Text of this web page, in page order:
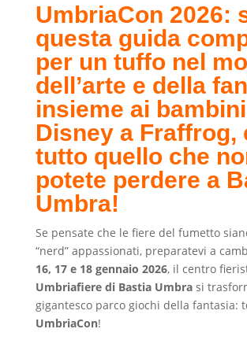
UmbriaCon 2026:
questa guida
per un tuffo nel
dell’arte e della
insieme ai
Disney a Fraffrog,
tutto quello che
potete perdere a
Umbra!
Se pensate che le fiere del fumetto
“nerd” appassionati, preparatevi a
16, 17 e 18 gennaio 2026, il centro
Umbriafiere di Bastia Umbrasi
gigantesco parco giochi della fantasia:
UmbriaCon!